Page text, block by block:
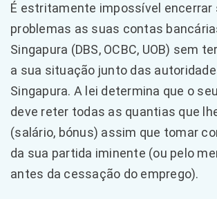
É estritamente impossível encerrar
problemas as suas contas
Singapura (DBS, OCBC, UOB) sem
a sua situação junto das
Singapura. A lei determina que o
deve reter todas as quantias que
(salário, bónus) assim que tomar
da sua partida iminente (ou pelo
antes da cessação do emprego).